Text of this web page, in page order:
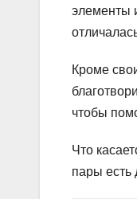
элементы
Кроме
чтобы
Что
пары есть